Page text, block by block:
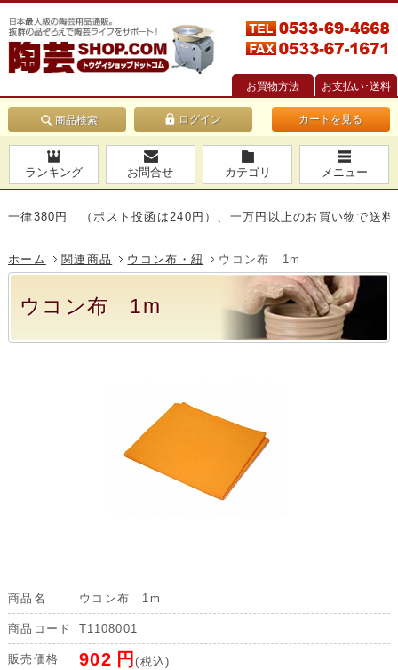
お買物方法 お支払い･送料
商品検索 カートを見る
ランキング お問合せ カテゴリ メニュー
380円 （ポスト投函は240円）、一万円以上のお買い物で送料無料
ホーム 関連商品 ウコン布・紐 ウコン布 1m
ウコン布 1m
商品名 ウコン布 1m
商品コード T1108001
販売価格 902 円(税込)